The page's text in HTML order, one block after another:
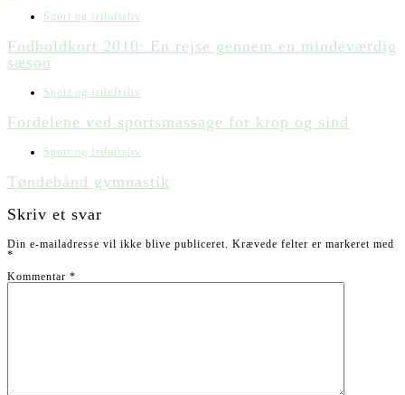
Sport og friluftsliv
Fodboldkort 2010: En rejse gennem en mindeværdig
sæson
Sport og friluftsliv
Fordelene ved sportsmassage for krop og sind
Sport og friluftsliv
Tøndebånd gymnastik
Skriv et svar
Din e-mailadresse vil ikke blive publiceret. Krævede felter er markeret med
*
Kommentar *